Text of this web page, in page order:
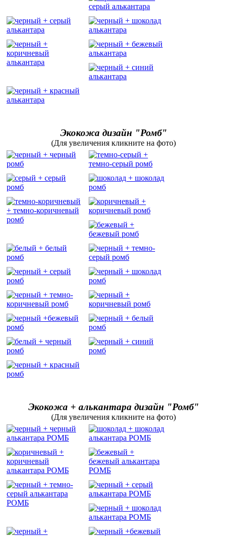
Экокожа дизайн "Ромб"
(Для увеличения кликните на фото)
Экокожа + алькантара дизайн "Ромб"
(Для увеличения кликните на фото)